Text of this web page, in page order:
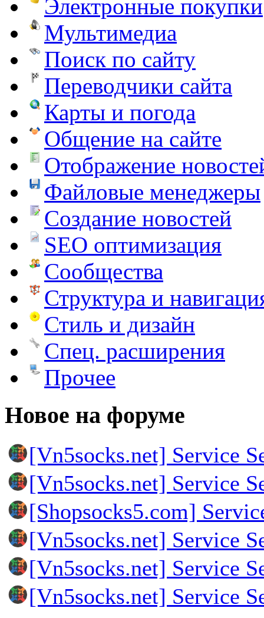
Электронные покупки
Мультимедиа
Поиск по сайту
Переводчики сайта
Карты и погода
Общение на сайте
Отображение
Файловые менеджеры
Создание новостей
SEO оптимизация
Сообщества
Структура и
Стиль и дизайн
Спец. расширения
Прочее
Новое на форуме
[Vn5socks.net] Service
[Vn5socks.net] Service
[Shopsocks5.com]
[Vn5socks.net] Service
[Vn5socks.net] Service
[Vn5socks.net] Service